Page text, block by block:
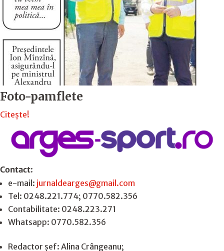
Foto-pamflete
Citește!
Contact:
e-mail: jurnaldearges@gmail.com
Tel: 0248.221.774; 0770.582.356
Contabilitate: 0248.223.271
Whatsapp: 0770.582.356
Redactor șef: Alina Crângeanu;